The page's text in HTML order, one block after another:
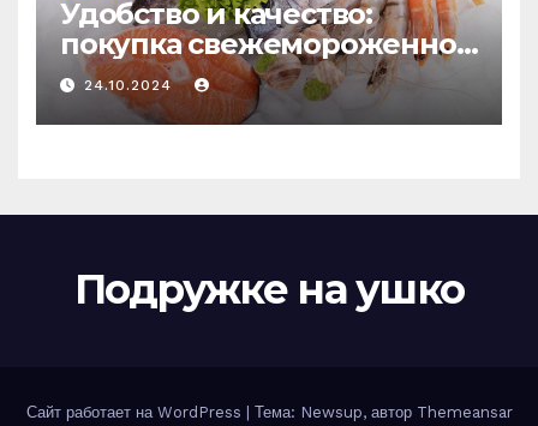
Удобство и качество:
покупка свежемороженной
рыбы онлайн
24.10.2024
Подружке на ушко
Сайт работает на WordPress | Тема: Newsup, автор Themeansar